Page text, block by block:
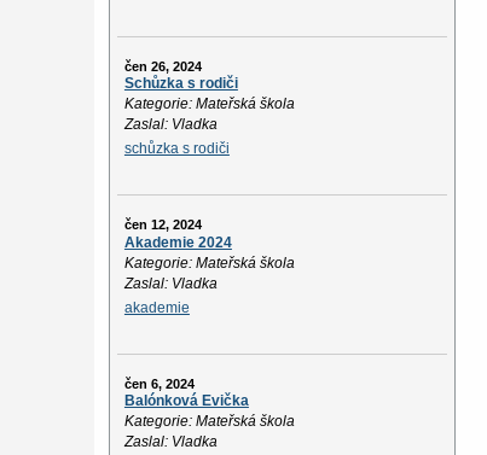
čen 26, 2024
Schůzka s rodiči
Kategorie: Mateřská škola
Zaslal: Vladka
schůzka s rodiči
čen 12, 2024
Akademie 2024
Kategorie: Mateřská škola
Zaslal: Vladka
akademie
čen 6, 2024
Balónková Evička
Kategorie: Mateřská škola
Zaslal: Vladka